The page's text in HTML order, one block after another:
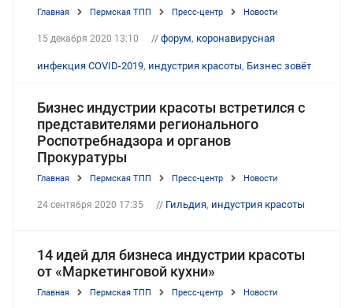
Главная Пермская ТПП Пресс-центр Новости
15 декабря 2020 13:10 // форум, коронавирусная
инфекция COVID-2019, индустрия красоты, Бизнес зовёт
Бизнес индустрии красоты встретился с
представителями регионального
Роспотребнадзора и органов
Прокуратуры
Главная Пермская ТПП Пресс-центр Новости
24 сентября 2020 17:35 // Гильдия, индустрия красоты
14 идей для бизнеса индустрии красоты
от «Маркетинговой кухни»
Главная Пермская ТПП Пресс-центр Новости